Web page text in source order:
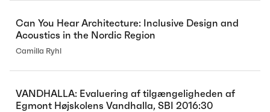
Can You Hear Architecture: Inclusive Design and
Acoustics in the Nordic Region
Camilla Ryhl
VANDHALLA: Evaluering af tilgængeligheden af
Egmont Højskolens Vandhalla, SBI 2016:30